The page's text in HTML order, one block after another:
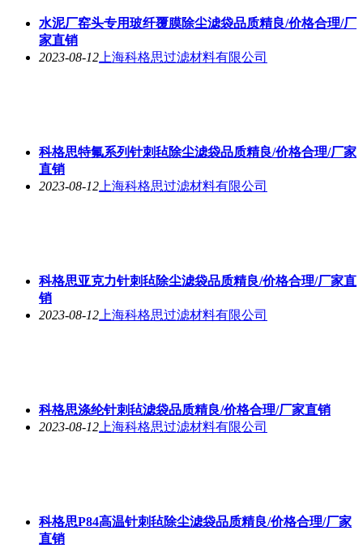
水泥厂窑头专用玻纤覆膜除尘滤袋品质精良/价格合理/厂
家直销
2023-08-12 上海科格思过滤材料有限公司
科格思特氟系列针刺毡除尘滤袋品质精良/价格合理/厂家
直销
2023-08-12 上海科格思过滤材料有限公司
科格思亚克力针刺毡除尘滤袋品质精良/价格合理/厂家直
销
2023-08-12 上海科格思过滤材料有限公司
科格思涤纶针刺毡滤袋品质精良/价格合理/厂家直销
2023-08-12 上海科格思过滤材料有限公司
科格思P84高温针刺毡除尘滤袋品质精良/价格合理/厂家
直销